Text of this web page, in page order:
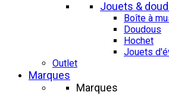
Jouets &
Boîte à
Doudous
Hochet
Jouets
Outlet
Marques
Marques